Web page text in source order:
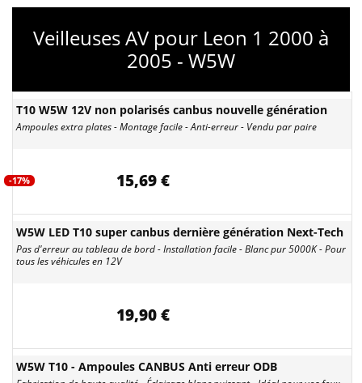
Veilleuses AV pour Leon 1 2000 à
2005 - W5W
T10 W5W 12V non polarisés canbus nouvelle génération
Ampoules extra plates - Montage facile - Anti-erreur - Vendu par paire
-17% 15,69 €
W5W LED T10 super canbus dernière génération Next-Tech
Pas d'erreur au tableau de bord - Installation facile - Blanc pur 5000K - Pour
tous les véhicules en 12V
19,90 €
W5W T10 - Ampoules CANBUS Anti erreur ODB